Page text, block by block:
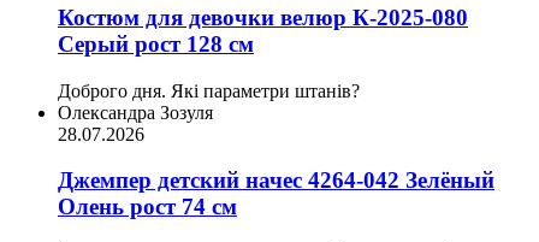
Костюм для девочки велюр К-2025-080
Серый рост 128 см
Доброго дня. Які параметри штанів?
Олександра Зозуля
28.07.2026
Джемпер детский начес 4264-042 Зелёный
Олень рост 74 см